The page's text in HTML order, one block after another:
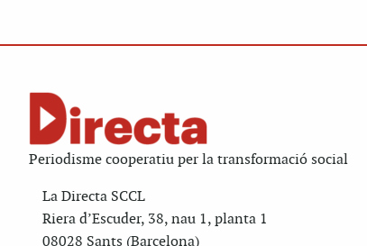
Periodisme cooperatiu per la transformació social
La Directa SCCL
Riera d’Escuder, 38, nau 1, planta 1
08028 Sants (Barcelona)